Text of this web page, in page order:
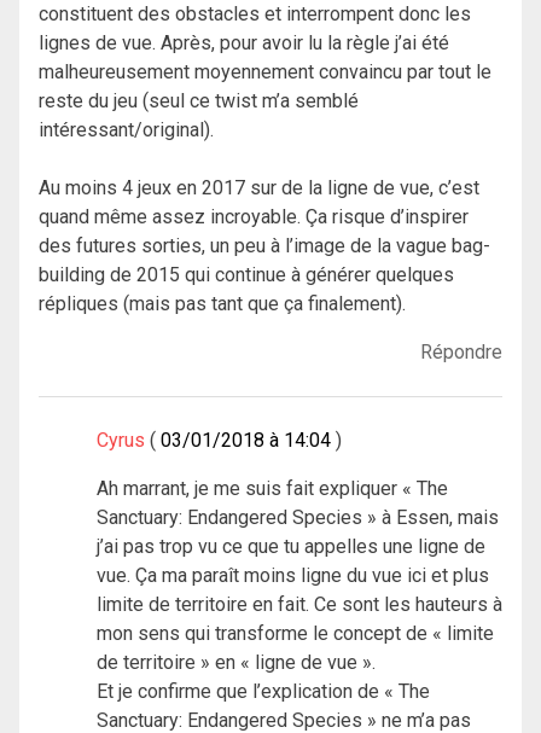
constituent des obstacles et interrompent donc les
lignes de vue. Après, pour avoir lu la règle j’ai été
malheureusement moyennement convaincu par tout le
reste du jeu (seul ce twist m’a semblé
intéressant/original).
Au moins 4 jeux en 2017 sur de la ligne de vue, c’est
quand même assez incroyable. Ça risque d’inspirer
des futures sorties, un peu à l’image de la vague bag-
building de 2015 qui continue à générer quelques
répliques (mais pas tant que ça finalement).
Répondre
Cyrus 03/01/2018 à 14:04
Ah marrant, je me suis fait expliquer « The
Sanctuary: Endangered Species » à Essen, mais
j’ai pas trop vu ce que tu appelles une ligne de
vue. Ça ma paraît moins ligne du vue ici et plus
limite de territoire en fait. Ce sont les hauteurs à
mon sens qui transforme le concept de « limite
de territoire » en « ligne de vue ».
Et je confirme que l’explication de « The
Sanctuary: Endangered Species » ne m’a pas